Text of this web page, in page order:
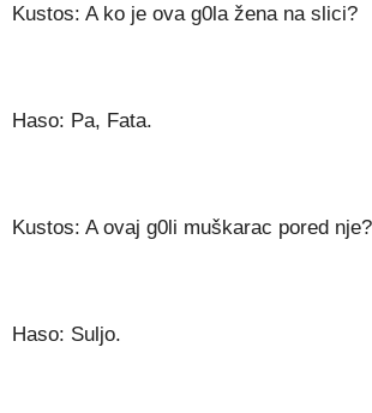
Kustos: A ko je ova g0la žena na slici?
Haso: Pa, Fata.
Kustos: A ovaj g0li muškarac pored nje?
Haso: Suljo.